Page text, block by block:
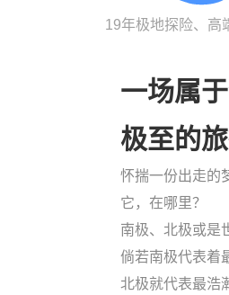
19年极地探险、高
一场属
极至的
怀揣一份出走的
它，在哪里？
南极、北极或是
倘若南极代表着
北极就代表最浩